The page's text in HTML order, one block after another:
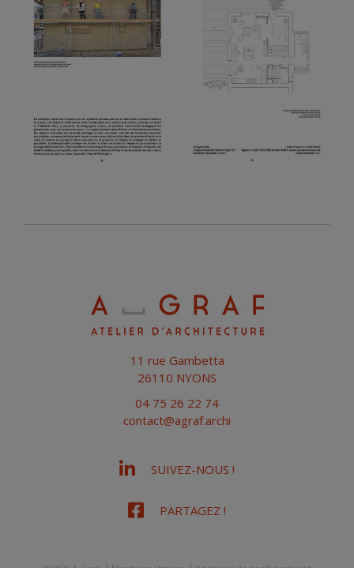
11 rue Gambetta
26110 NYONS
04 75 26 22 74
contact@agraf.archi
SUIVEZ-NOUS !
PARTAGEZ !